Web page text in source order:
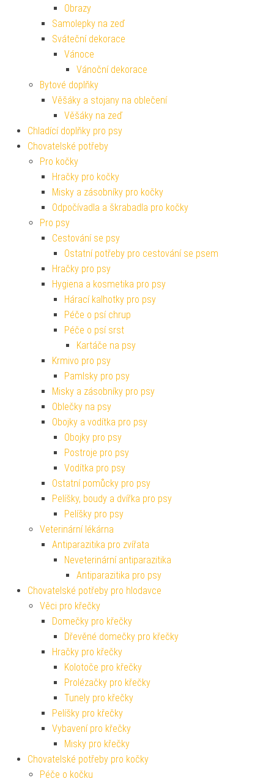
Obrazy
Samolepky na zeď
Sváteční dekorace
Vánoce
Vánoční dekorace
Bytové doplňky
Věšáky a stojany na oblečení
Věšáky na zeď
Chladící doplňky pro psy
Chovatelské potřeby
Pro kočky
Hračky pro kočky
Misky a zásobníky pro kočky
Odpočívadla a škrabadla pro kočky
Pro psy
Cestování se psy
Ostatní potřeby pro cestování se psem
Hračky pro psy
Hygiena a kosmetika pro psy
Hárací kalhotky pro psy
Péče o psí chrup
Péče o psí srst
Kartáče na psy
Krmivo pro psy
Pamlsky pro psy
Misky a zásobníky pro psy
Oblečky na psy
Obojky a vodítka pro psy
Obojky pro psy
Postroje pro psy
Vodítka pro psy
Ostatní pomůcky pro psy
Pelíšky, boudy a dvířka pro psy
Pelíšky pro psy
Veterinární lékárna
Antiparazitika pro zvířata
Neveterinární antiparazitika
Antiparazitika pro psy
Chovatelské potřeby pro hlodavce
Věci pro křečky
Domečky pro křečky
Dřevěné domečky pro křečky
Hračky pro křečky
Kolotoče pro křečky
Prolézačky pro křečky
Tunely pro křečky
Pelíšky pro křečky
Vybavení pro křečky
Misky pro křečky
Chovatelské potřeby pro kočky
Péče o kočku